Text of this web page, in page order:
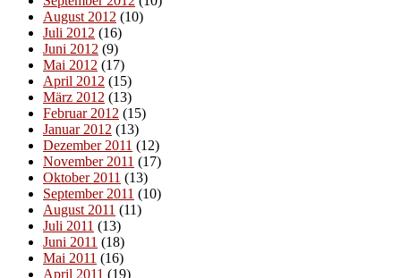
August 2012 (10)
Juli 2012 (16)
Juni 2012 (9)
Mai 2012 (17)
April 2012 (15)
März 2012 (13)
Februar 2012 (15)
Januar 2012 (13)
Dezember 2011 (12)
November 2011 (17)
Oktober 2011 (13)
September 2011 (10)
August 2011 (11)
Juli 2011 (13)
Juni 2011 (18)
Mai 2011 (16)
April 2011 (19)